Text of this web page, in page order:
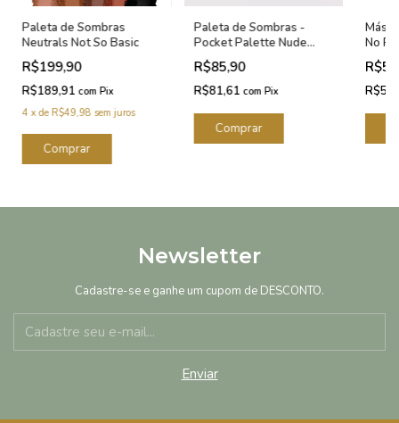
Paleta de Sombras
Neutrals Not So Basic
R$199,90
R$189,91 com Pix
4 xde R$49,98 sem juros
Paleta de Sombras -
Pocket Palette Nude
Océane Edition 7g
R$85,90
R$81,61 com Pix
No
Newsletter
Cadastre-se e ganhe um cupom de DESCONTO.